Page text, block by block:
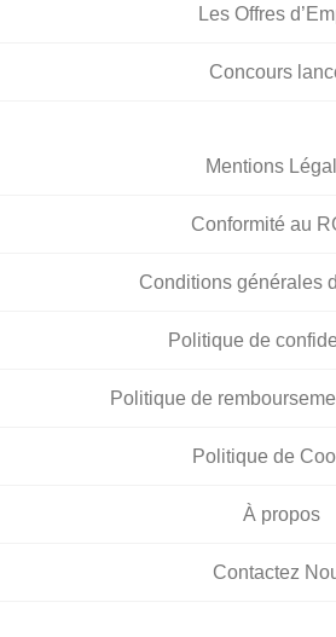
Les Offres
Concours
Mentions
Conformité au
Conditions générales
Politique de
Politique de
Politique de
À propos
Contactez